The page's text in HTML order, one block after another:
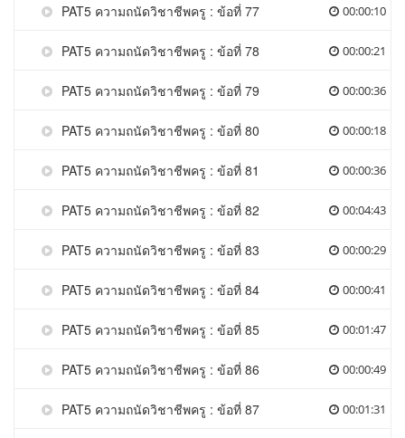
PAT5 ความถนัดวิชาชีพครู : ข้อที่ 77 00:00:10
PAT5 ความถนัดวิชาชีพครู : ข้อที่ 78 00:00:21
PAT5 ความถนัดวิชาชีพครู : ข้อที่ 79 00:00:36
PAT5 ความถนัดวิชาชีพครู : ข้อที่ 80 00:00:18
PAT5 ความถนัดวิชาชีพครู : ข้อที่ 81 00:00:36
PAT5 ความถนัดวิชาชีพครู : ข้อที่ 82 00:04:43
PAT5 ความถนัดวิชาชีพครู : ข้อที่ 83 00:00:29
PAT5 ความถนัดวิชาชีพครู : ข้อที่ 84 00:00:41
PAT5 ความถนัดวิชาชีพครู : ข้อที่ 85 00:01:47
PAT5 ความถนัดวิชาชีพครู : ข้อที่ 86 00:00:49
PAT5 ความถนัดวิชาชีพครู : ข้อที่ 87 00:01:31